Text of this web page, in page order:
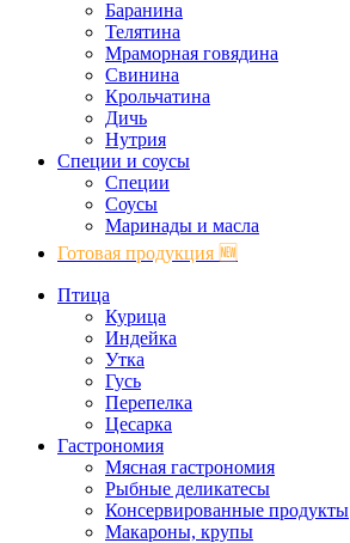
Баранина
Телятина
Мраморная говядина
Свинина
Крольчатина
Дичь
Нутрия
Специи и соусы
Специи
Соусы
Маринады и масла
Готовая продукция 🆕
Птица
Курица
Индейка
Утка
Гусь
Перепелка
Цесарка
Гастрономия
Мясная гастрономия
Рыбные деликатесы
Консервированные продукты
Макароны, крупы